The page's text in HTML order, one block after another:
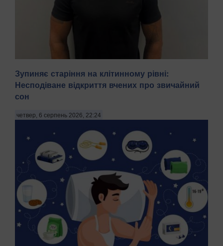
років за підозрою у груповому зґвалтуванні 21-річної
поліції в четвер, 6 серпня, зазначають Патріоти України.
"На Бориспільщині троє чоловіків, з...
Зупиняє старіння на клітинному рівні:
Несподіване відкриття вчених про звичайний
сон
четвер, 6 серпень 2026, 22:24